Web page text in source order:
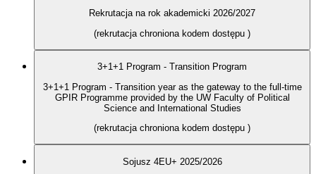
Rekrutacja na rok akademicki 2026/2027
(rekrutacja chroniona kodem dostępu )
3+1+1 Program - Transition Program
3+1+1 Program - Transition year as the gateway to the full-time
GPIR Programme provided by the UW Faculty of Political
Science and International Studies
(rekrutacja chroniona kodem dostępu )
Sojusz 4EU+ 2025/2026